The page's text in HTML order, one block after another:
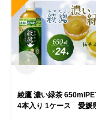
綾鷹 濃い緑茶
4本入り 1ケース 愛媛県西